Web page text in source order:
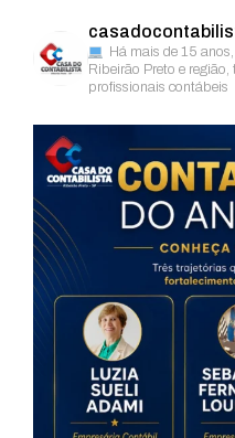
Há mais de 15
Ribeirão Preto e
profissionais contábeis